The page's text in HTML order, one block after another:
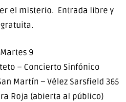
el misterio. Entrada libre y
gratuita.
Martes 9
– Concierto Sinfónico
Martín – Vélez Sarsfield 365
Roja (abierta al público)